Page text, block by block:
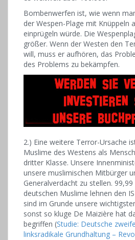
Bombenwerfen ist, wie wenn
der Wespen-Plage mit Knüppeln
einprügeln würde. Die
größer. Wenn der Westen den
will, muss er aufhören, das
des Problems zu bekämpfen.
2.) Eine weitere Terror-Ursache
Muslime des Westens als
dritter Klasse. Unsere
unsere muslimischen Mitbürger
Generalverdacht zu stellen.
deutschen Muslime lehnen den
sind im Grunde unsere
sonst so kluge De Maizière hat
begriffen (Studie: Deutsche
linksradikale Grundhaltung –